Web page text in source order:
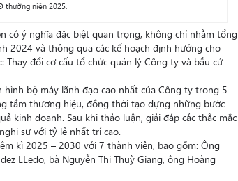
thường niên 2025.
ý nghĩa đặc biệt quan trọng, không chỉ nhằm tổng
2024 và thông qua các kế hoạch định hướng cho
đổi cơ cấu tổ chức quản lý Công ty và bầu cử
bộ máy lãnh đạo cao nhất của Công ty trong 5
tầm thương hiệu, đồng thời tạo dựng những bước
kinh doanh. Sau khi thảo luận, giải đáp các thắc mắc
sự với tỷ lệ nhất trí cao.
kì 2025 – 2030 với 7 thành viên, bao gồm: Ông
LLedo, bà Nguyễn Thị Thuỳ Giang, ông Hoàng